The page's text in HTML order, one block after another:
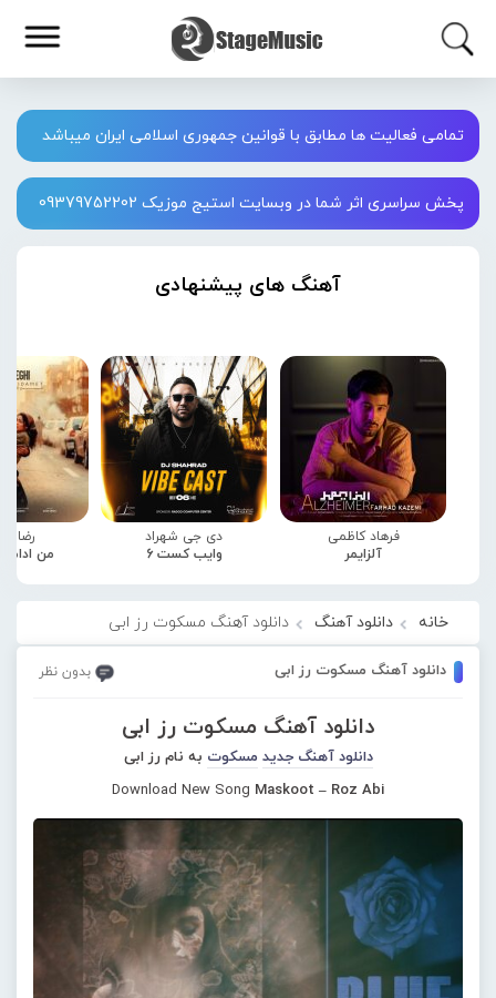
تمامی فعالیت ها مطابق با قوانین جمهوری اسلامی ایران میباشد
پخش سراسری اثر شما در وبسایت استیج موزیک 09379752202
آهنگ های پیشنهادی
فرهاد کاظمی
آلزایمر
دی جی شهراد
وایب کست 6
رضا
من
خانه دانلود آهنگ دانلود آهنگ مسکوت رز ابی
دانلود آهنگ مسکوت رز ابی بدون نظر
دانلود آهنگ مسکوت رز ابی
دانلود آهنگ جدید مسکوت به نام رز ابی
Download New Song Maskoot – Roz Abi